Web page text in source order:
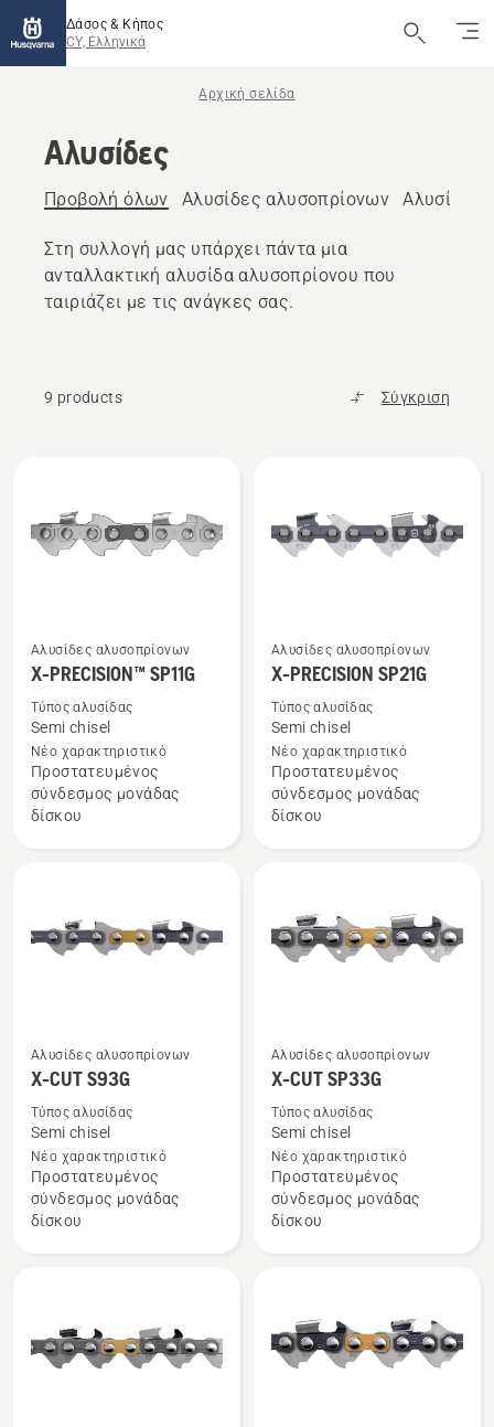
Δάσος & Κήπος
CY, Ελληνικά
Αρχική σελίδα
Αλυσίδες
Προβολή όλων Αλυσίδες αλυσοπρίονων Αλυσίδες
Στη συλλογή μας υπάρχει πάντα μια
ανταλλακτική αλυσίδα αλυσοπρίονου που
ταιριάζει με τις ανάγκες σας.
9 products Σύγκριση
προϊόντα
Δείτε
λεπτομέρειες
για
το
PRECISION™
Αλυσίδες αλυσοπρίονων
X-PRECISION™ SP11G
Τύπος αλυσίδας
Semi chisel
Νέο χαρακτηριστικό
Προστατευμένος
σύνδεσμος μονάδας
δίσκου
Δείτε
λεπτομέρειες
για
το
PRECISION
Αλυσίδες αλυσοπρίονων
X-PRECISION SP21G
Τύπος αλυσίδας
Semi chisel
Νέο χαρακτηριστικό
Προστατευμένος
σύνδεσμος μονάδας
δίσκου
Δείτε
λεπτομέρειες
για
το
CUT
Αλυσίδες αλυσοπρίονων
X-CUT S93G
Τύπος αλυσίδας
Semi chisel
Νέο χαρακτηριστικό
Προστατευμένος
σύνδεσμος μονάδας
δίσκου
Δείτε
λεπτομέρειες
για
το
CUT
Αλυσίδες αλυσοπρίονων
X-CUT SP33G
Τύπος αλυσίδας
Semi chisel
Νέο χαρακτηριστικό
Προστατευμένος
σύνδεσμος μονάδας
δίσκου